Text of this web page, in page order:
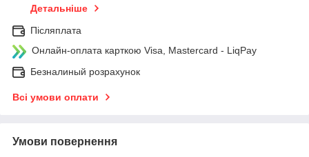
Детальніше
Післяплата
Онлайн-оплата карткою Visa, Mastercard - LiqPay
Безналиный розрахунок
Всі умови оплати
Умови повернення